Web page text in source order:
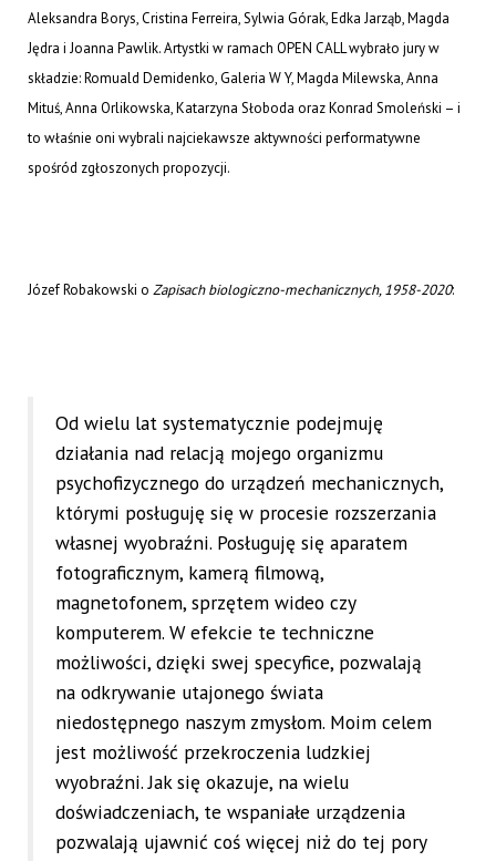
Aleksandra Borys, Cristina Ferreira, Sylwia Górak, Edka Jarząb, Magda
Jędra i Joanna Pawlik. Artystki w ramach OPEN CALL wybrało jury w
składzie: Romuald Demidenko, Galeria W Y, Magda Milewska, Anna
Mituś, Anna Orlikowska, Katarzyna Słoboda oraz Konrad Smoleński – i
to właśnie oni wybrali najciekawsze aktywności performatywne
spośród zgłoszonych propozycji.
Józef Robakowski o Zapisach biologiczno-mechanicznych, 1958-2020:
Od wielu lat systematycznie podejmuję
działania nad relacją mojego organizmu
psychofizycznego do urządzeń mechanicznych,
którymi posługuję się w procesie rozszerzania
własnej wyobraźni. Posługuję się aparatem
fotograficznym, kamerą filmową,
magnetofonem, sprzętem wideo czy
komputerem. W efekcie te techniczne
możliwości, dzięki swej specyfice, pozwalają
na odkrywanie utajonego świata
niedostępnego naszym zmysłom. Moim celem
jest możliwość przekroczenia ludzkiej
wyobraźni. Jak się okazuje, na wielu
doświadczeniach, te wspaniałe urządzenia
pozwalają ujawnić coś więcej niż do tej pory